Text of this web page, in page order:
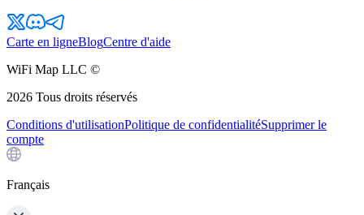
Carte en ligneBlogCentre d'aide
WiFi Map LLC ©
2026 Tous droits réservés
Conditions d'utilisationPolitique de confidentialitéSupprimer le
compte
Français